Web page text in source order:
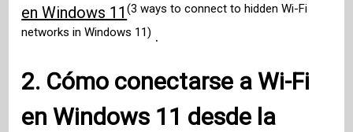
en Windows 11(3 ways to connect to hidden Wi-Fi
networks in Windows 11) .
2. Cómo conectarse aWi-Fi
enWindows 11 desde la